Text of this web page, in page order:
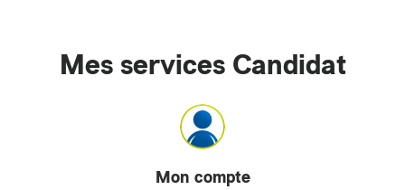
Mes services Candidat
Mon compte